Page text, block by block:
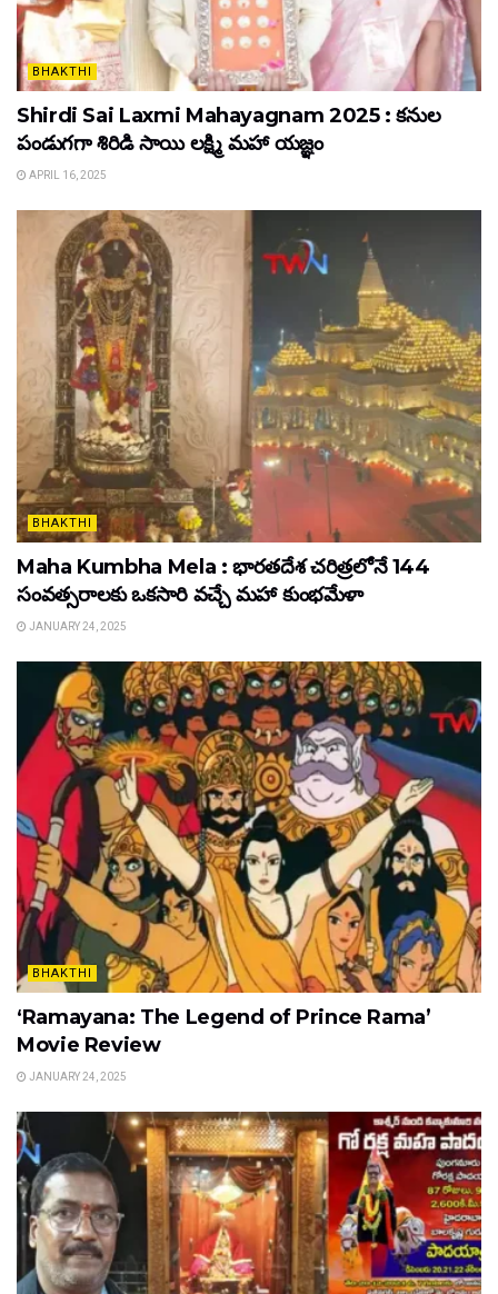
BHAKTHI
Shirdi Sai Laxmi Mahayagnam 2025 : కనుల
పండుగగా శిరిడి సాయి లక్ష్మి మహా యజ్ఞం
APRIL 16, 2025
BHAKTHI
Maha Kumbha Mela : భారతదేశ చరిత్రలోనే 144
సంవత్సరాలకు ఒకసారి వచ్చే మహా కుంభమేళా
JANUARY 24, 2025
BHAKTHI
‘Ramayana: The Legend of Prince Rama’
Movie Review
JANUARY 24, 2025